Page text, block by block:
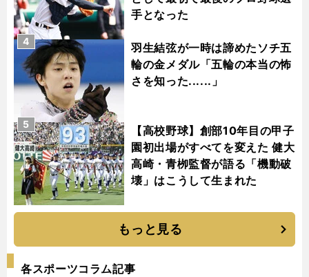
手となった
羽生結弦が一時は諦めたソチ五
輪の金メダル「五輪の本当の怖
さを知った......」
4
【高校野球】創部10年目の甲子
園初出場がすべてを変えた 健大
高崎・青栁監督が語る「機動破
壊」はこうして生まれた
5
もっと見る
各スポーツコラム記事